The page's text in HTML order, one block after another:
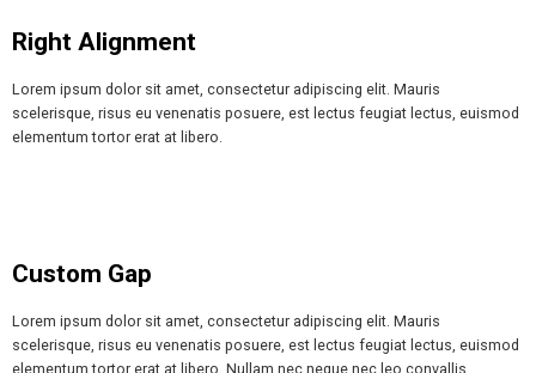
Right Alignment
Lorem ipsum dolor sit amet, consectetur adipiscing elit. Mauris
scelerisque, risus eu venenatis posuere, est lectus feugiat lectus, euismod
elementum tortor erat at libero.
Custom Gap
Lorem ipsum dolor sit amet, consectetur adipiscing elit. Mauris
scelerisque, risus eu venenatis posuere, est lectus feugiat lectus, euismod
elementum tortor erat at libero. Nullam nec neque nec leo convallis